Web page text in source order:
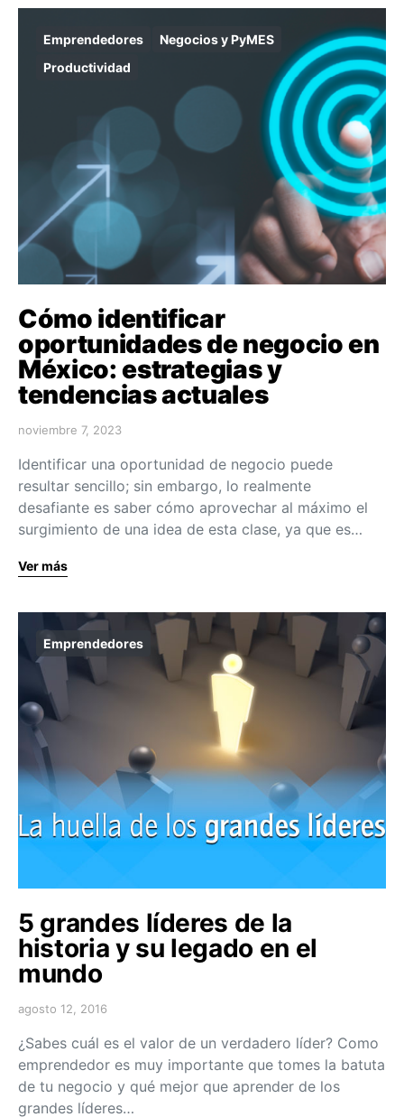
Emprendedores
Negocios y PyMES
Productividad
Cómo identificar
oportunidades de negocio en
México: estrategias y
tendencias actuales
noviembre 7, 2023
Identificar una oportunidad de negocio puede
resultar sencillo; sin embargo, lo realmente
desafiante es saber cómo aprovechar al máximo el
surgimiento de una idea de esta clase, ya que es…
Ver más
Emprendedores
5 grandes líderes de la
historia y su legado en el
mundo
agosto 12, 2016
¿Sabes cuál es el valor de un verdadero líder? Como
emprendedor es muy importante que tomes la batuta
de tu negocio y qué mejor que aprender de los
grandes líderes…